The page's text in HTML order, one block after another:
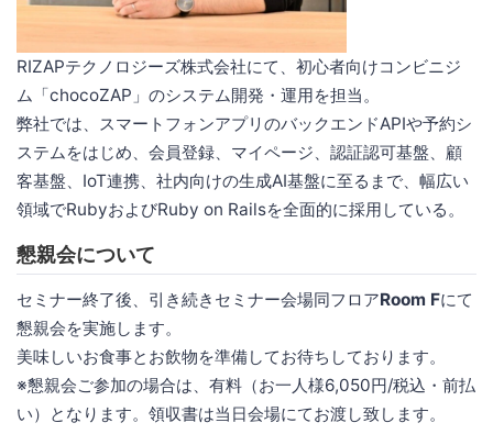
RIZAPテクノロジーズ株式会社にて、初心者向けコンビニジ
ム「chocoZAP」のシステム開発・運用を担当。
弊社では、スマートフォンアプリのバックエンドAPIや予約シ
ステムをはじめ、会員登録、マイページ、認証認可基盤、顧
客基盤、IoT連携、社内向けの生成AI基盤に至るまで、幅広い
領域でRubyおよびRuby on Railsを全面的に採用している。
懇親会について
セミナー終了後、引き続きセミナー会場同フロアRoom Fにて
懇親会を実施します。
美味しいお食事とお飲物を準備してお待ちしております。
※懇親会ご参加の場合は、有料（お一人様6,050円/税込・前払
い）となります。領収書は当日会場にてお渡し致します。